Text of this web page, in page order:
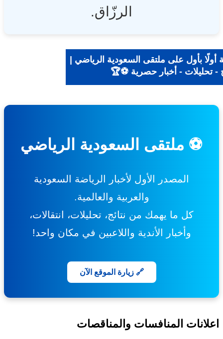
الرزّاق.
بأول على ملتقى السعودية الرياضي |
- تحليلات - أخبار حصرية ⚽🏆
⚽ ملتقى السعودية الرياضي
المصدر الأول لأخبار الرياضة السعودية
والعربية والعالمية.
كل ما يهمك من نتائج، تحليلات، انتقالات،
وأخبار الأندية واللاعبين في مكان واحد!
🔗 زيارة الموقع الآن
المنافسات والمناقصات